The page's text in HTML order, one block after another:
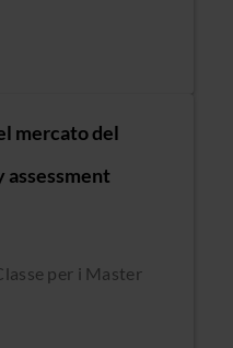
mercato del
per i Master